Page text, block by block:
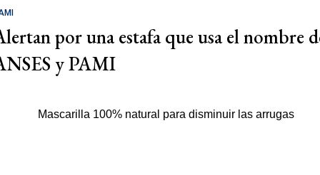
por una estafa que usa el nombre
y PAMI